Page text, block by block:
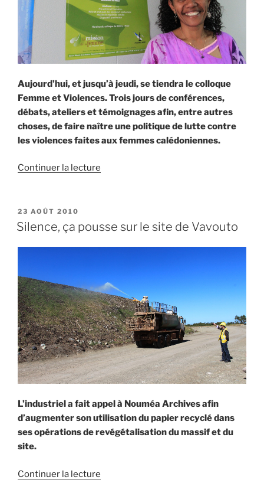
Aujourd’hui, et jusqu’à jeudi, se tiendra le colloque
Femme et Violences. Trois jours de conférences,
débats, ateliers et témoignages afin, entre autres
choses, de faire naître une politique de lutte contre
les violences faites aux femmes calédoniennes.
Continuer la lecture
une
PUBLIÉ
LE
23 AOÛT 2010
Silence, ça pousse sur le site de Vavouto
L’industriel a fait appel à Nouméa Archives afin
d’augmenter son utilisation du papier recyclé dans
ses opérations de revégétalisation du massif et du
site.
Continuer la lecture